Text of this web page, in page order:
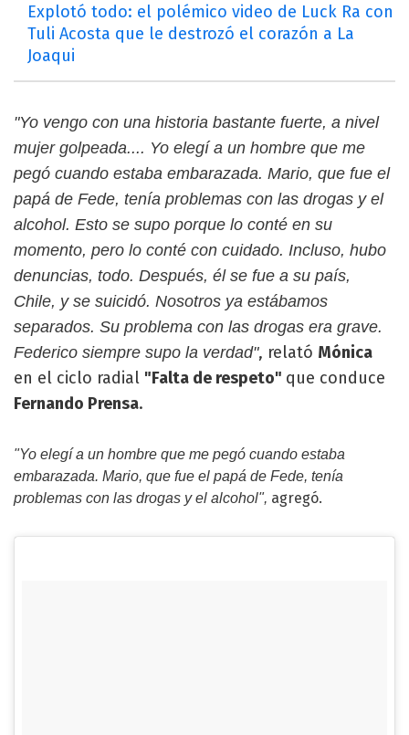
Explotó todo: el polémico video de Luck Ra con
Tuli Acosta que le destrozó el corazón a La
Joaqui
"Yo vengo con una historia bastante fuerte, a nivel
mujer golpeada.... Yo elegí a un hombre que me
pegó cuando estaba embarazada. Mario, que fue el
papá de Fede, tenía problemas con las drogas y el
alcohol. Esto se supo porque lo conté en su
momento, pero lo conté con cuidado. Incluso, hubo
denuncias, todo. Después, él se fue a su país,
Chile, y se suicidó. Nosotros ya estábamos
separados. Su problema con las drogas era grave.
Federico siempre supo la verdad", relató Mónica
en el ciclo radial "Falta de respeto" que conduce
Fernando Prensa.
"Yo elegí a un hombre que me pegó cuando estaba
embarazada. Mario, que fue el papá de Fede, tenía
problemas con las drogas y el alcohol", agregó.